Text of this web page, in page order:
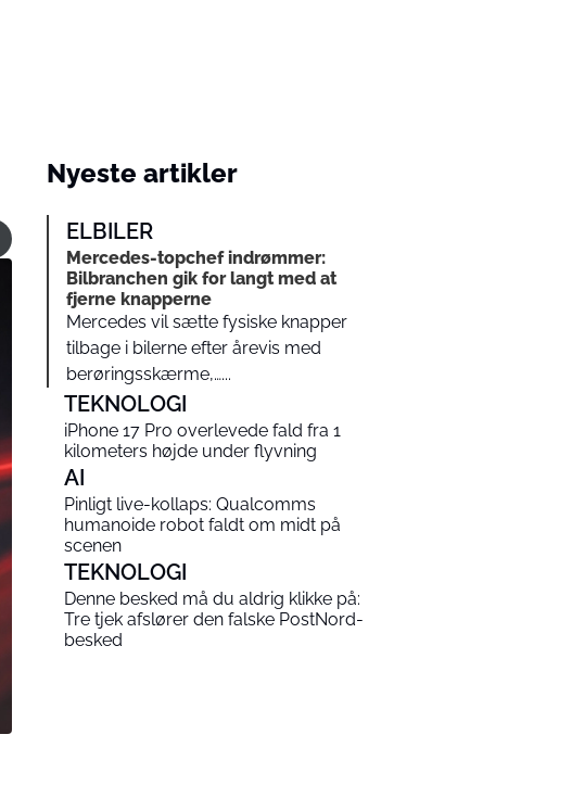
Nyeste artikler
ELBILER
Mercedes-topchef indrømmer:
Bilbranchen gik for langt med at
fjerne knapperne
Mercedes vil sætte fysiske knapper
tilbage i bilerne efter årevis med
berøringsskærme,…...
TEKNOLOGI
iPhone 17 Pro overlevede fald fra 1
kilometers højde under flyvning
AI
Pinligt live-kollaps: Qualcomms
humanoide robot faldt om midt på
scenen
TEKNOLOGI
Denne besked må du aldrig klikke på:
Tre tjek afslører den falske PostNord-
besked